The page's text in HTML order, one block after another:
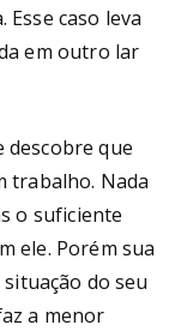
caso leva
em outro lar
descobre que
trabalho. Nada
o suficiente
ele. Porém sua
do seu
a menor